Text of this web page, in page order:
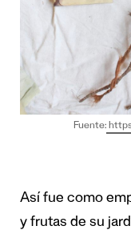
Fuente:
Así fue como
y frutas de su